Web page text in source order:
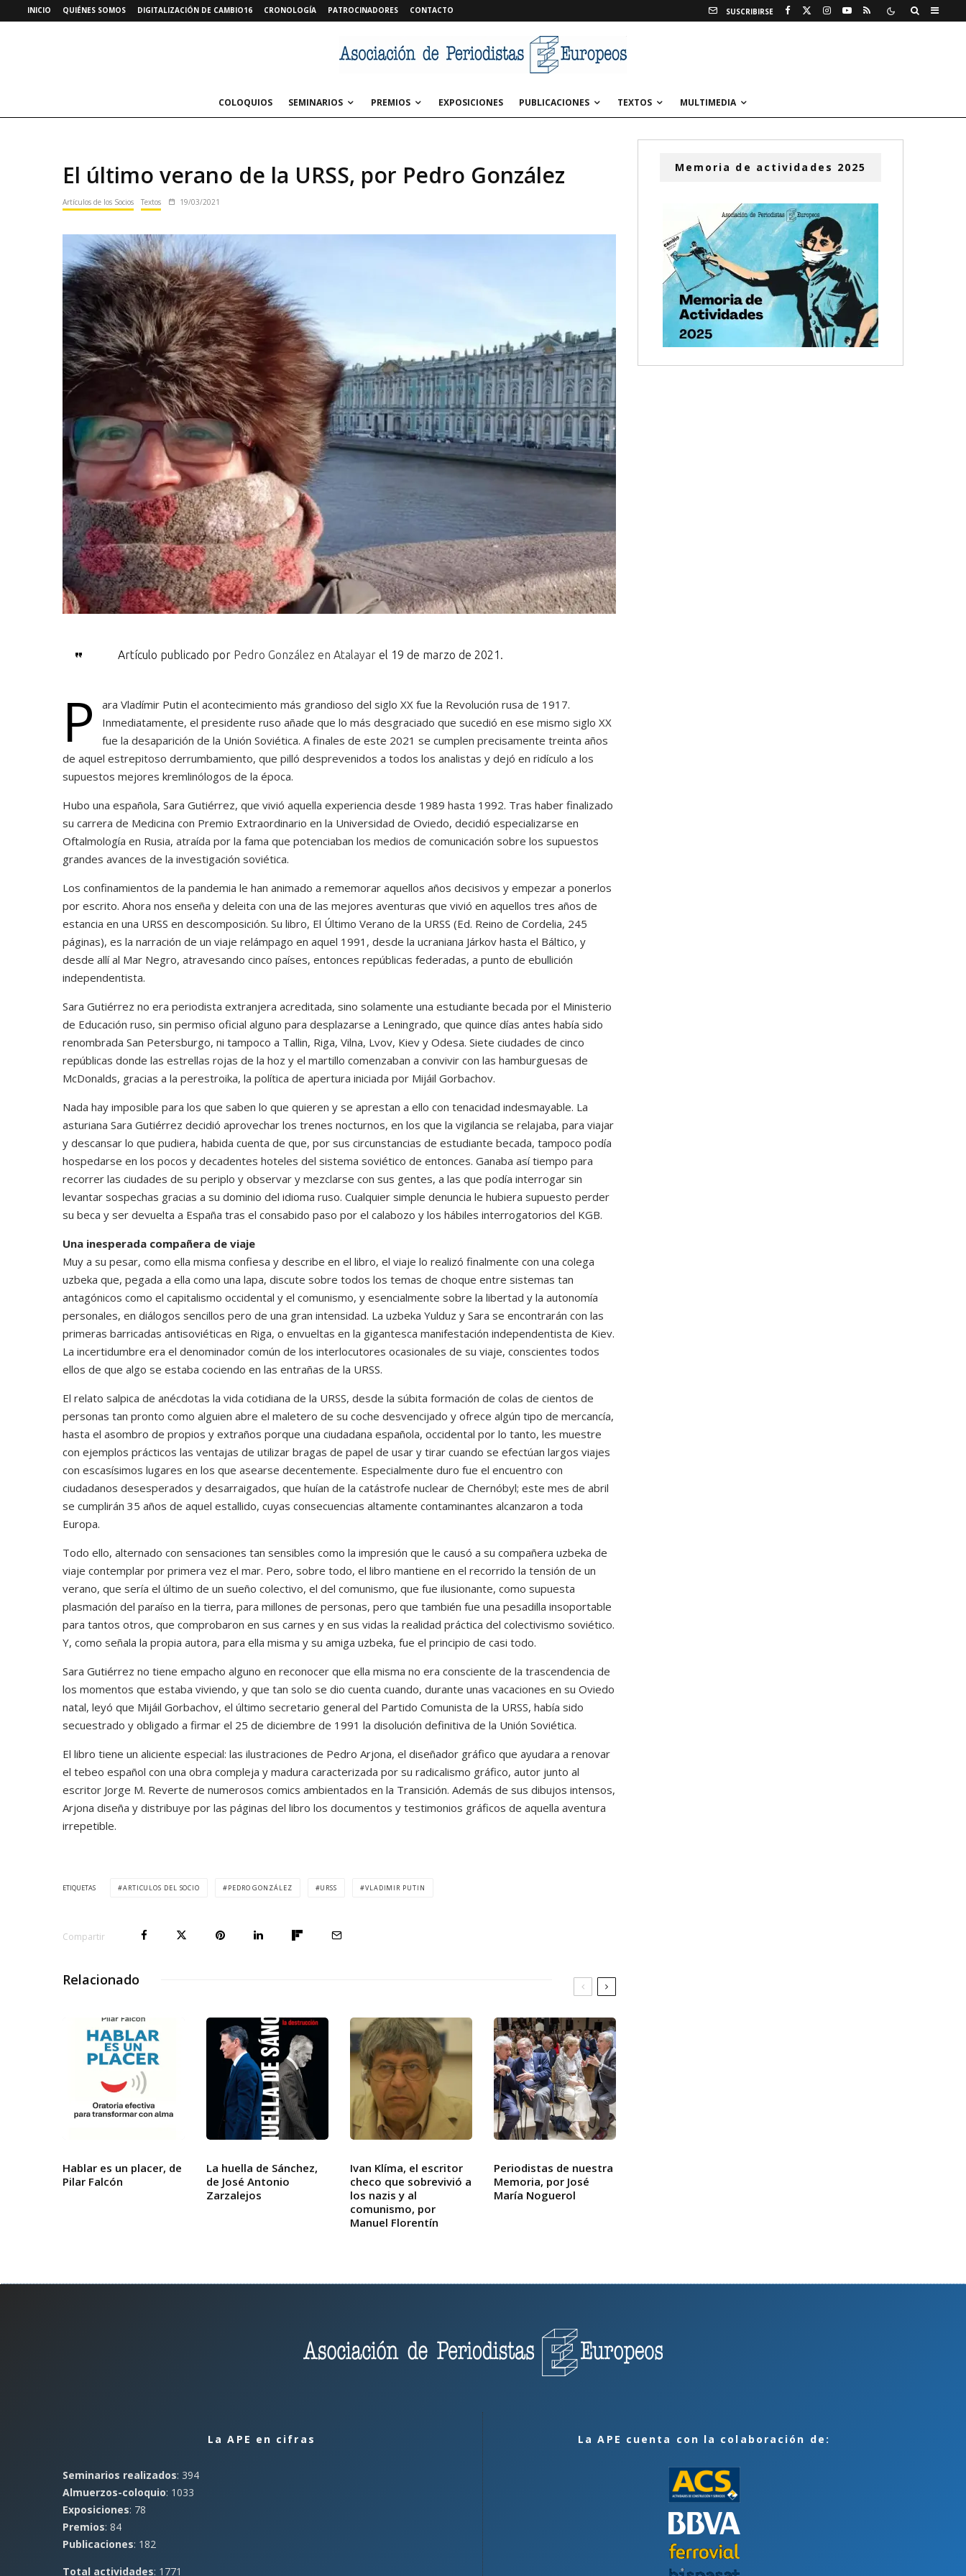
INICIO QUIÉNES SOMOS DIGITALIZACIÓN DE CAMBIO16 CRONOLOGÍA PATROCINADORES CONTACTO SUSCRIBIRSE
COLOQUIOS SEMINARIOS PREMIOS EXPOSICIONES PUBLICACIONES TEXTOS MULTIMEDIA
El último verano de la URSS, por Pedro González
Artículos de los Socios Textos 19/03/2021
Artículo publicado por Pedro González en Atalayar el 19 de marzo de 2021.
P
ara Vladímir Putin el acontecimiento más grandioso del siglo XX fue la Revolución rusa de 1917.
Inmediatamente, el presidente ruso añade que lo más desgraciado que sucedió en ese mismo siglo XX
fue la desaparición de la Unión Soviética. A finales de este 2021 se cumplen precisamente treinta años
de aquel estrepitoso derrumbamiento, que pilló desprevenidos a todos los analistas y dejó en ridículo a los
supuestos mejores kremlinólogos de la época.
Hubo una española, Sara Gutiérrez, que vivió aquella experiencia desde 1989 hasta 1992. Tras haber finalizado
su carrera de Medicina con Premio Extraordinario en la Universidad de Oviedo, decidió especializarse en
Oftalmología en Rusia, atraída por la fama que potenciaban los medios de comunicación sobre los supuestos
grandes avances de la investigación soviética.
Los confinamientos de la pandemia le han animado a rememorar aquellos años decisivos y empezar a ponerlos
por escrito. Ahora nos enseña y deleita con una de las mejores aventuras que vivió en aquellos tres años de
estancia en una URSS en descomposición. Su libro, El Último Verano de la URSS (Ed. Reino de Cordelia, 245
páginas), es la narración de un viaje relámpago en aquel 1991, desde la ucraniana Járkov hasta el Báltico, y
desde allí al Mar Negro, atravesando cinco países, entonces repúblicas federadas, a punto de ebullición
independentista.
Sara Gutiérrez no era periodista extranjera acreditada, sino solamente una estudiante becada por el Ministerio
de Educación ruso, sin permiso oficial alguno para desplazarse a Leningrado, que quince días antes había sido
renombrada San Petersburgo, ni tampoco a Tallin, Riga, Vilna, Lvov, Kiev y Odesa. Siete ciudades de cinco
repúblicas donde las estrellas rojas de la hoz y el martillo comenzaban a convivir con las hamburguesas de
McDonalds, gracias a la perestroika, la política de apertura iniciada por Mijáil Gorbachov.
Nada hay imposible para los que saben lo que quieren y se aprestan a ello con tenacidad indesmayable. La
asturiana Sara Gutiérrez decidió aprovechar los trenes nocturnos, en los que la vigilancia se relajaba, para viajar
y descansar lo que pudiera, habida cuenta de que, por sus circunstancias de estudiante becada, tampoco podía
hospedarse en los pocos y decadentes hoteles del sistema soviético de entonces. Ganaba así tiempo para
recorrer las ciudades de su periplo y observar y mezclarse con sus gentes, a las que podía interrogar sin
levantar sospechas gracias a su dominio del idioma ruso. Cualquier simple denuncia le hubiera supuesto perder
su beca y ser devuelta a España tras el consabido paso por el calabozo y los hábiles interrogatorios del KGB.
Una inesperada compañera de viaje
Muy a su pesar, como ella misma confiesa y describe en el libro, el viaje lo realizó finalmente con una colega
uzbeka que, pegada a ella como una lapa, discute sobre todos los temas de choque entre sistemas tan
antagónicos como el capitalismo occidental y el comunismo, y esencialmente sobre la libertad y la autonomía
personales, en diálogos sencillos pero de una gran intensidad. La uzbeka Yulduz y Sara se encontrarán con las
primeras barricadas antisoviéticas en Riga, o envueltas en la gigantesca manifestación independentista de Kiev.
La incertidumbre era el denominador común de los interlocutores ocasionales de su viaje, conscientes todos
ellos de que algo se estaba cociendo en las entrañas de la URSS.
El relato salpica de anécdotas la vida cotidiana de la URSS, desde la súbita formación de colas de cientos de
personas tan pronto como alguien abre el maletero de su coche desvencijado y ofrece algún tipo de mercancía,
hasta el asombro de propios y extraños porque una ciudadana española, occidental por lo tanto, les muestre
con ejemplos prácticos las ventajas de utilizar bragas de papel de usar y tirar cuando se efectúan largos viajes
con escasísimos lugares en los que asearse decentemente. Especialmente duro fue el encuentro con
ciudadanos desesperados y desarraigados, que huían de la catástrofe nuclear de Chernóbyl; este mes de abril
se cumplirán 35 años de aquel estallido, cuyas consecuencias altamente contaminantes alcanzaron a toda
Europa.
Todo ello, alternado con sensaciones tan sensibles como la impresión que le causó a su compañera uzbeka de
viaje contemplar por primera vez el mar. Pero, sobre todo, el libro mantiene en el recorrido la tensión de un
verano, que sería el último de un sueño colectivo, el del comunismo, que fue ilusionante, como supuesta
plasmación del paraíso en la tierra, para millones de personas, pero que también fue una pesadilla insoportable
para tantos otros, que comprobaron en sus carnes y en sus vidas la realidad práctica del colectivismo soviético.
Y, como señala la propia autora, para ella misma y su amiga uzbeka, fue el principio de casi todo.
Sara Gutiérrez no tiene empacho alguno en reconocer que ella misma no era consciente de la trascendencia de
los momentos que estaba viviendo, y que tan solo se dio cuenta cuando, durante unas vacaciones en su Oviedo
natal, leyó que Mijáil Gorbachov, el último secretario general del Partido Comunista de la URSS, había sido
secuestrado y obligado a firmar el 25 de diciembre de 1991 la disolución definitiva de la Unión Soviética.
El libro tiene un aliciente especial: las ilustraciones de Pedro Arjona, el diseñador gráfico que ayudara a renovar
el tebeo español con una obra compleja y madura caracterizada por su radicalismo gráfico, autor junto al
escritor Jorge M. Reverte de numerosos comics ambientados en la Transición. Además de sus dibujos intensos,
Arjona diseña y distribuye por las páginas del libro los documentos y testimonios gráficos de aquella aventura
irrepetible.
ETIQUETAS ARTICULOS DEL SOCIO PEDRO GONZÁLEZ URSS VLADIMIR PUTIN
Compartir
Relacionado
Hablar es un placer, de
Pilar Falcón
La huella de Sánchez,
de José Antonio
Zarzalejos
Ivan Klíma, el escritor
checo que sobrevivió a
los nazis y al
comunismo, por
Manuel Florentín
Periodistas de nuestra
Memoria, por José
María Noguerol
Memoria de actividades 2025
La APE en cifras
Seminarios realizados: 394
Almuerzos-coloquio: 1033
Exposiciones: 78
Premios: 84
Publicaciones: 182
Total actividades: 1771
La APE cuenta con la colaboración de: